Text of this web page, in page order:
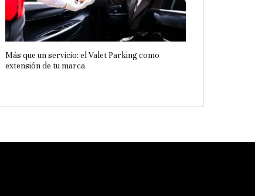
Más que un servicio: el Valet Parking como
extensión de tu marca